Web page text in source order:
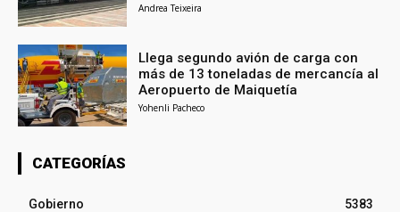
Andrea Teixeira
Llega segundo avión de carga con
más de 13 toneladas de mercancía al
Aeropuerto de Maiquetía
Yohenli Pacheco
CATEGORÍAS
Gobierno
5383